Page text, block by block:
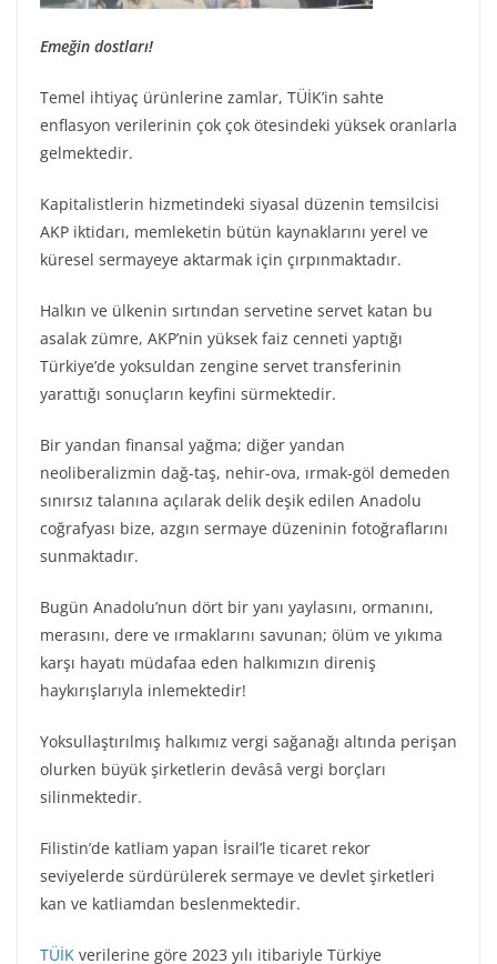
Emeğin dostları!
Temel ihtiyaç ürünlerine zamlar, TÜİK’in sahte
enflasyon verilerinin çok çok ötesindeki yüksek oranlarla
gelmektedir.
Kapitalistlerin hizmetindeki siyasal düzenin temsilcisi
AKP iktidarı, memleketin bütün kaynaklarını yerel ve
küresel sermayeye aktarmak için çırpınmaktadır.
Halkın ve ülkenin sırtından servetine servet katan bu
asalak zümre, AKP’nin yüksek faiz cenneti yaptığı
Türkiye’de yoksuldan zengine servet transferinin
yarattığı sonuçların keyfini sürmektedir.
Bir yandan finansal yağma; diğer yandan
neoliberalizmin dağ-taş, nehir-ova, ırmak-göl demeden
sınırsız talanına açılarak delik deşik edilen Anadolu
coğrafyası bize, azgın sermaye düzeninin fotoğraflarını
sunmaktadır.
Bugün Anadolu’nun dört bir yanı yaylasını, ormanını,
merasını, dere ve ırmaklarını savunan; ölüm ve yıkıma
karşı hayatı müdafaa eden halkımızın direniş
haykırışlarıyla inlemektedir!
Yoksullaştırılmış halkımız vergi sağanağı altında perişan
olurken büyük şirketlerin devâsâ vergi borçları
silinmektedir.
Filistin’de katliam yapan İsrail’le ticaret rekor
seviyelerde sürdürülerek sermaye ve devlet şirketleri
kan ve katliamdan beslenmektedir.
TÜİK verilerine göre 2023 yılı itibariyle Türkiye